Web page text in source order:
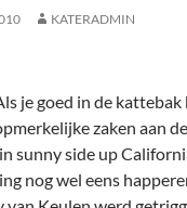
KATERADMIN
je goed in de
zaken aan
sunny side up
nog wel eens